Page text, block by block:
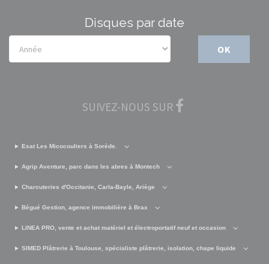
Disques par date
OK
SUIVEZ-NOUS SUR
Esat Les Micocouliers à Sorède.
Agrip Aventure, parc dans les abres à Montech
Charcuteries d'Occitanie, Carla-Bayle, Ariège
Bégué Gestion, agence immobilière à Brax
LINEA PRO, vente et achat matériel et électroportatif neuf et occasion
SIMED Plâtrerie à Toulouse, spécialiste plâtrerie, isolation, chape liquide